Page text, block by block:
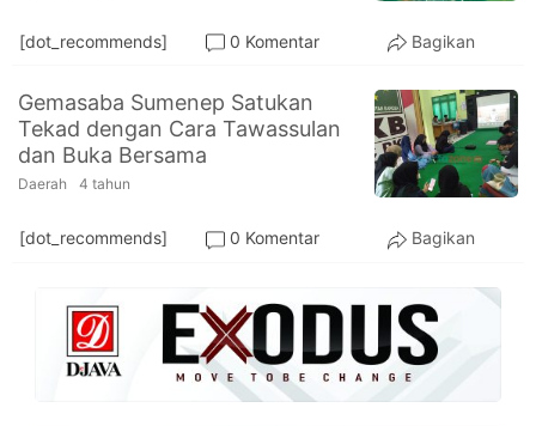
[dot_recommends] 0 Komentar Bagikan
Gemasaba Sumenep Satukan
Tekad dengan Cara Tawassulan
dan Buka Bersama
Daerah 4 tahun
[dot_recommends] 0 Komentar Bagikan